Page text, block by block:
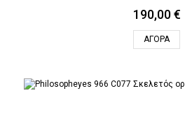
190,00 €
ΑΓΟΡΆ